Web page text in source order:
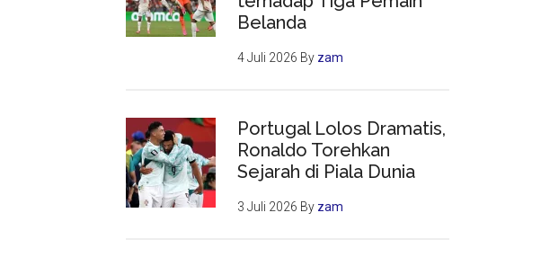
Belanda
4 Juli 2026 By zam
Portugal Lolos Dramatis,
Ronaldo Torehkan
Sejarah di Piala Dunia
3 Juli 2026 By zam